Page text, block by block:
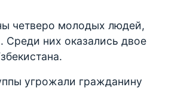
четверо молодых людей,
Среди них оказались двое
угрожали гражданину